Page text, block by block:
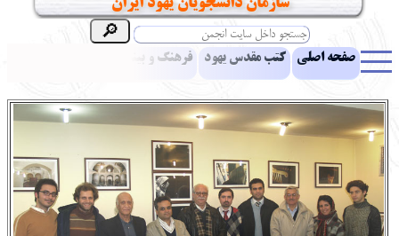
سازمان دانشجویان یهود ایران
صفحه اصلی کتب مقدس یهود فرهنگ و بینش یهود
ادبیات آموزش زبان عبری معرفی کتاب بناهای تاریخی
نشریه افق بینا نرم‌افزار تحقیق یهودیان جهان
نهاد های انجمن تماس باما پرسش و پاسخ انتقادات و پیشنهادات
English עברית